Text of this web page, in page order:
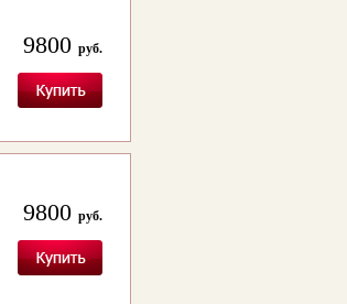
9800 руб.
9800 руб.